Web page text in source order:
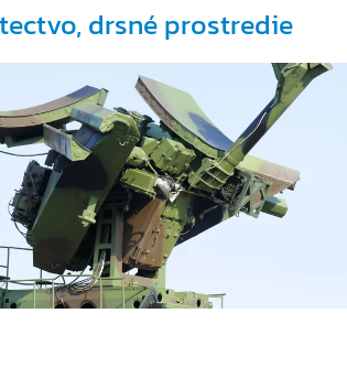
drsné prostredie